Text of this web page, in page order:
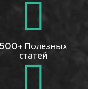
500+ Полезных
статей